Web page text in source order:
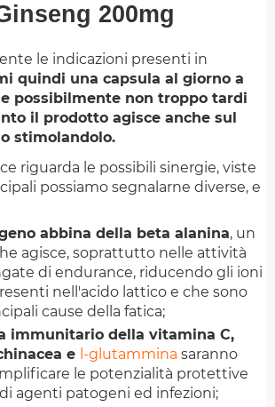
200mg
le indicazioni presenti in
quindi una capsula al giorno a
possibilmente non troppo tardi
il prodotto agisce anche sul
stimolandolo.
riguarda le possibili sinergie, viste
possiamo segnalarne diverse, e
abbina della beta alanina, un
agisce, soprattutto nelle attività
di endurance, riducendo gli ioni
nell'acido lattico e che sono
cause della fatica;
immunitario della vitamina C,
e l-glutammina saranno
le potenzialità protettive
agenti patogeni ed infezioni;